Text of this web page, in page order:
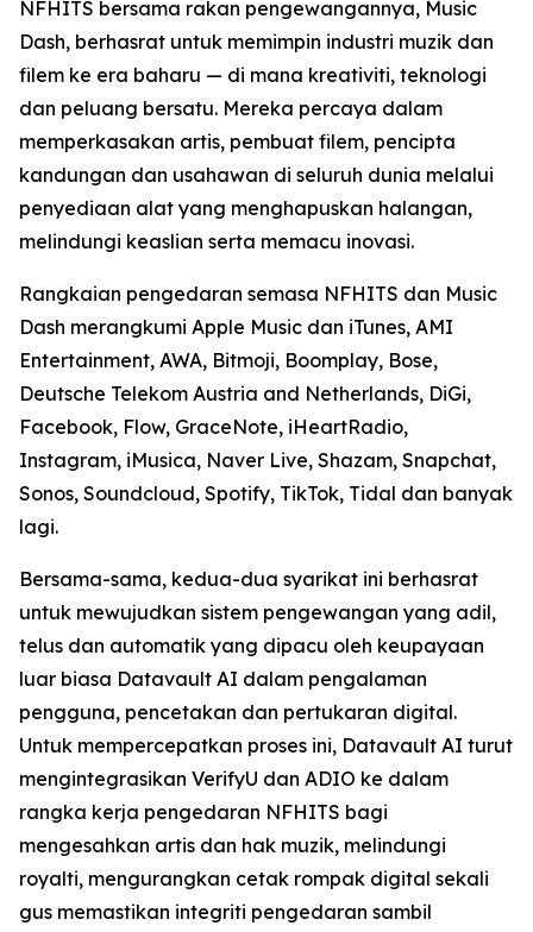
NFHITS bersama rakan pengewangannya, Music
Dash, berhasrat untuk memimpin industri muzik dan
filem ke era baharu — di mana kreativiti, teknologi
dan peluang bersatu. Mereka percaya dalam
memperkasakan artis, pembuat filem, pencipta
kandungan dan usahawan di seluruh dunia melalui
penyediaan alat yang menghapuskan halangan,
melindungi keaslian serta memacu inovasi.
Rangkaian pengedaran semasa NFHITS dan Music
Dash merangkumi Apple Music dan iTunes, AMI
Entertainment, AWA, Bitmoji, Boomplay, Bose,
Deutsche Telekom Austria and Netherlands, DiGi,
Facebook, Flow, GraceNote, iHeartRadio,
Instagram, iMusica, Naver Live, Shazam, Snapchat,
Sonos, Soundcloud, Spotify, TikTok, Tidal dan banyak
lagi.
Bersama-sama, kedua-dua syarikat ini berhasrat
untuk mewujudkan sistem pengewangan yang adil,
telus dan automatik yang dipacu oleh keupayaan
luar biasa Datavault AI dalam pengalaman
pengguna, pencetakan dan pertukaran digital.
Untuk mempercepatkan proses ini, Datavault AI turut
mengintegrasikan VerifyU dan ADIO ke dalam
rangka kerja pengedaran NFHITS bagi
mengesahkan artis dan hak muzik, melindungi
royalti, mengurangkan cetak rompak digital sekali
gus memastikan integriti pengedaran sambil